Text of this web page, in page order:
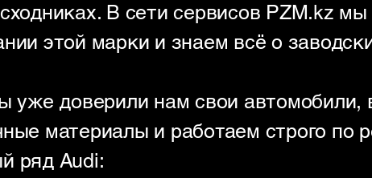
В сети сервисов PZM.kz мы
этой марки и знаем всё о
уже доверили нам свои автомобили,
материалы и работаем строго по
ряд Audi: